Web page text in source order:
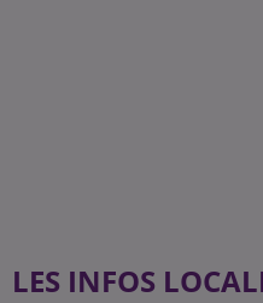
LES INFOS